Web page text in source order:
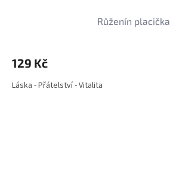
Růženín placička
129 Kč
Láska - Přátelství - Vitalita